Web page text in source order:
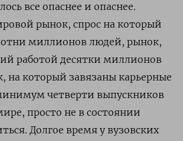
все опаснее и опаснее.
рынок, спрос на который
миллионов людей, рынок,
работой десятки миллионов
на который завязаны карьерные
четверти выпускников
просто не в состоянии
Долгое время у вузовских